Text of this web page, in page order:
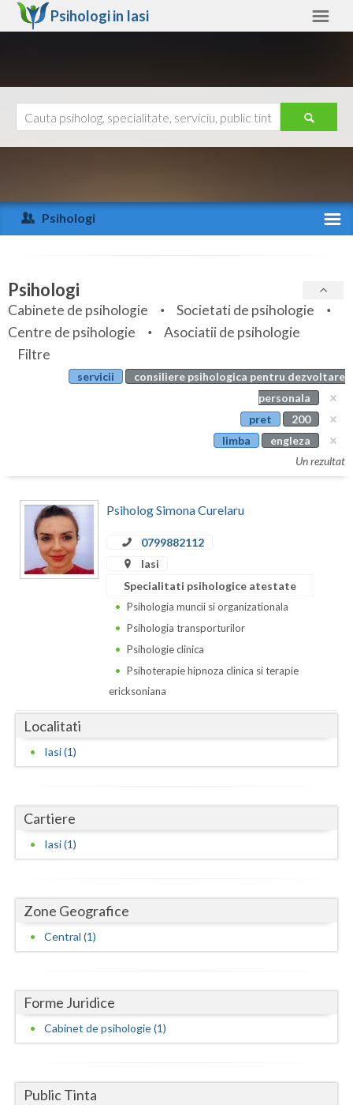
Psihologi in Iasi
Arad
Arges
Bihor
Bistrita-Nasaud
Botosani
Calarasi
Caras-Severin
Dolj
Galati
Gorj
Harghita
Ialomita
Iasi
Maramures
Mehedinti
Neamt
Ajutor
Psihologi
Specialitati
Servicii
Articole
Evenimente
Psihologi
Cabinete de psihologie
Societati de psihologie
Centre de psihologie
Asociatii de psihologie
Filtre
servicii
consiliere psihologica pentru dezvoltare
personala
pret
200
limba
engleza
Un rezultat
Psiholog Simona Curelaru
0799882112
Iasi
Specialitati psihologice atestate
Psihologia muncii si organizationala
Psihologia transporturilor
Psihologie clinica
Psihoterapie hipnoza clinica si terapie
ericksoniana
Localitati
Iasi (1)
Cartiere
Iasi (1)
Zone Geografice
Central (1)
Forme Juridice
Cabinet de psihologie (1)
Public Tinta